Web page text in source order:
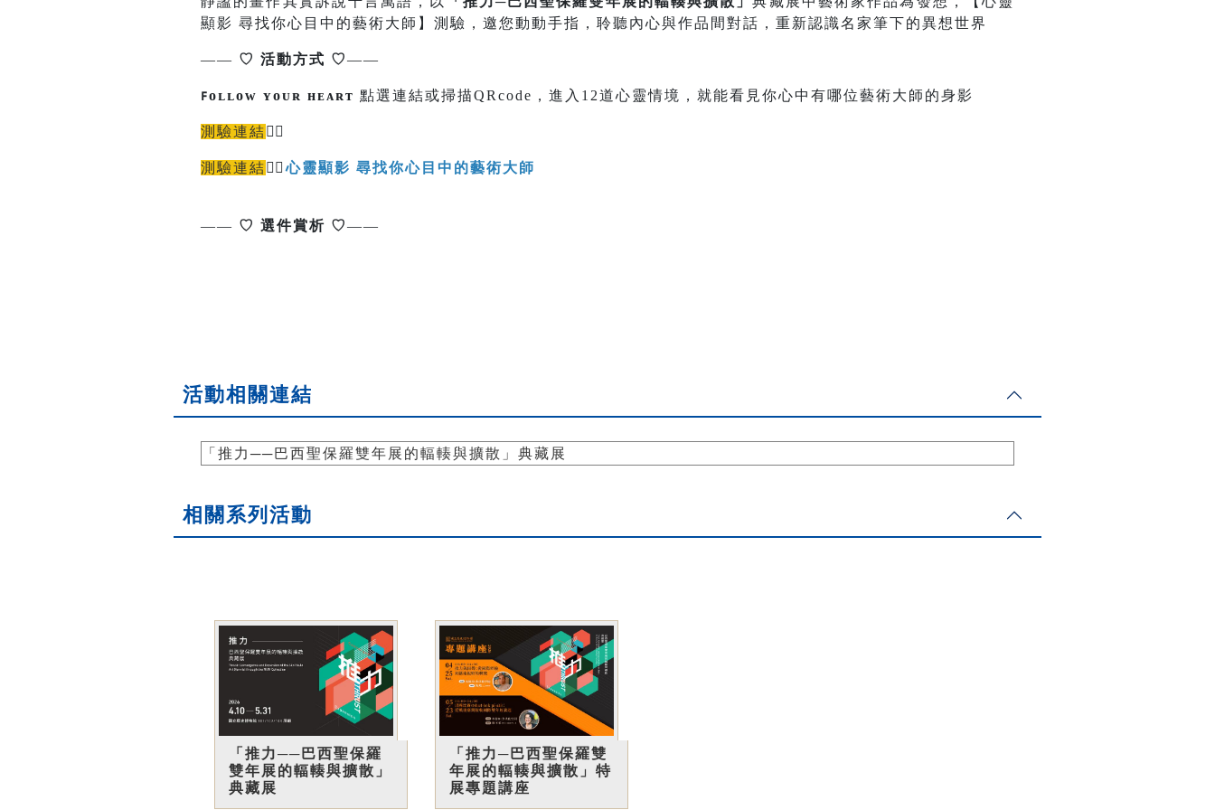
顯影 尋找你心目中的藝術大師】測驗，邀您動動手指，聆聽內心與作品間對話，重新認識名家筆下的異想世界
—— ♡ 活動方式 ♡——
ꜰᴏʟʟᴏᴡ ʏᴏᴜʀ ʜᴇᴀʀᴛ 點選連結或掃描QRcode，進入12道心靈情境，就能看見你心中有哪位藝術大師的身影
測驗連結 👉🏻
測驗連結 👉🏻心靈顯影 尋找你心目中的藝術大師
—— ♡ 選件賞析 ♡——
活動相關連結
「推力──巴西聖保羅雙年展的輻輳與擴散」典藏展
相關系列活動
「推力──巴西聖保羅
雙年展的輻輳與擴散」
典藏展
「推力─巴西聖保羅雙
年展的輻輳與擴散」特
展專題講座